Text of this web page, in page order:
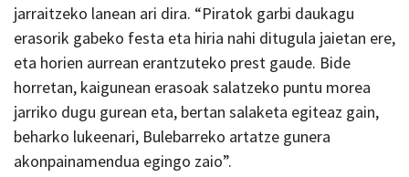
jarraitzeko lanean ari dira. “Piratok garbi daukagu
erasorik gabeko festa eta hiria nahi ditugula jaietan ere,
eta horien aurrean erantzuteko prest gaude. Bide
horretan, kai­gunean erasoak salatzeko puntu morea
jarriko dugu gurean eta, bertan salaketa egiteaz gain,
beharko lukeenari, Bulebarreko artatze gunera
akonpainamendua egingo zaio”.